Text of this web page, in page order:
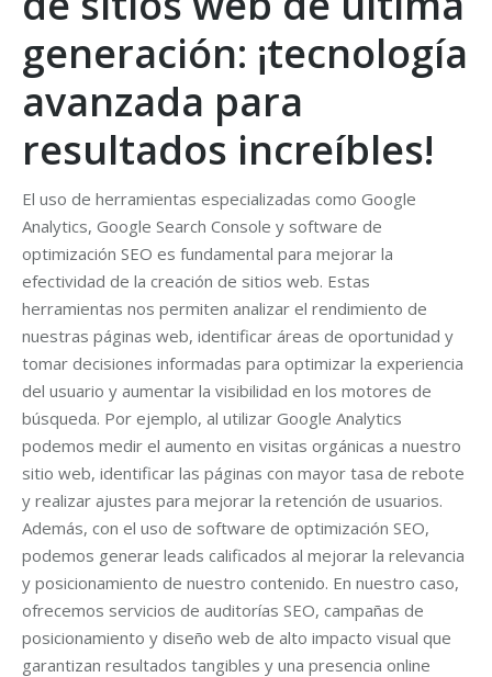
generación: ¡tecnología
avanzada para
resultados increíbles!
El uso de herramientas especializadas como Google
Analytics, Google Search Console y software de
optimización SEO es fundamental para mejorar la
efectividad de la creación de sitios web. Estas
herramientas nos permiten analizar el rendimiento de
nuestras páginas web, identificar áreas de oportunidad y
tomar decisiones informadas para optimizar la experiencia
del usuario y aumentar la visibilidad en los motores de
búsqueda. Por ejemplo, al utilizar Google Analytics
podemos medir el aumento en visitas orgánicas a nuestro
sitio web, identificar las páginas con mayor tasa de rebote
y realizar ajustes para mejorar la retención de usuarios.
Además, con el uso de software de optimización SEO,
podemos generar leads calificados al mejorar la relevancia
y posicionamiento de nuestro contenido. En nuestro caso,
ofrecemos servicios de auditorías SEO, campañas de
posicionamiento y diseño web de alto impacto visual que
garantizan resultados tangibles y una presencia online